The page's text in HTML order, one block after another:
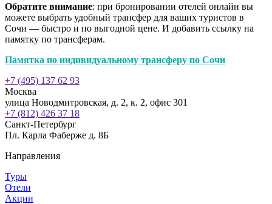
Обратите внимание: при бронировании отелей онлайн вы
можете выбрать удобный трансфер для ваших туристов в
Сочи — быстро и по выгодной цене. И добавить ссылку на
памятку по трансферам.
Памятка по индивидуальному трансферу по Сочи
+7 (495) 137 62 93
Москва
улица Новодмитровская, д. 2, к. 2, офис 301
+7 (812) 426 37 18
Санкт-Петербург
Пл. Карла Фаберже д. 8Б
Направления
Туры
Отели
Акции